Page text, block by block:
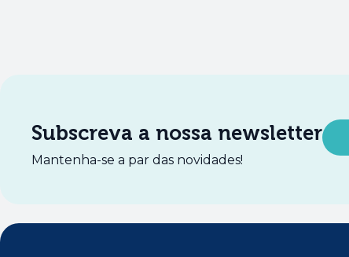
Subscreva a nossa newsletter
Mantenha-se a par das novidades!